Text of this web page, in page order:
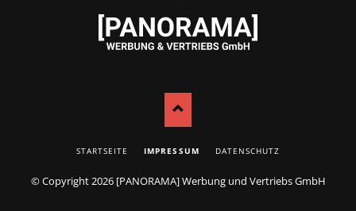
ÜBERSPRINGEN
STARTSEITE IMPRESSUM DATENSCHUTZ
© Copyright 2026 [PANORAMA] Werbung und Vertriebs GmbH